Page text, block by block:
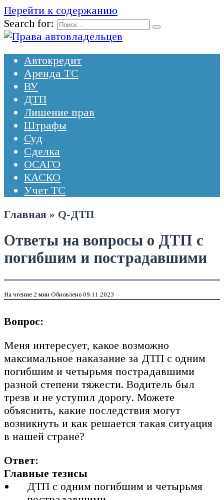
Перейти к содержанию
Search for:
Автокредит
Аренда ТС
ВУ
ДТП
Лишение прав
Штрафы
Суд
Сделка
ОСАГО
КАСКО
Учет ТС
Главная » Q-ДТП
Ответы на вопросы о ДТП с
погибшим и пострадавшими
На чтение 2 мин Обновлено 09.11.2023
Вопрос:
Меня интересует, какое возможно
максимальное наказание за ДТП с одним
погибшим и четырьмя пострадавшими
разной степени тяжести. Водитель был
трезв и не уступил дорогу. Можете
объяснить, какие последствия могут
возникнуть и как решается такая ситуация
в нашей стране?
Ответ:
Главные тезисы
ДТП с одним погибшим и четырьмя